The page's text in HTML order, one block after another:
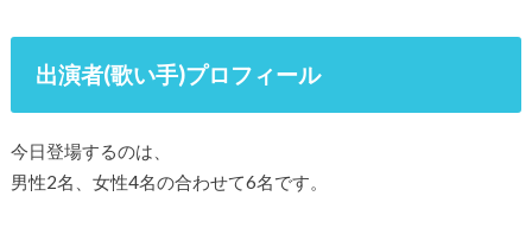
出演者(歌い手)プロフィール
今日登場するのは、
男性2名、女性4名の合わせて6名です。